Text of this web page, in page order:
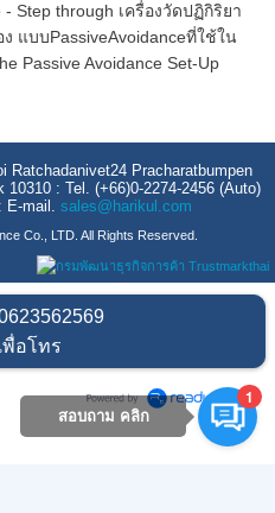
- Step through เครื่องวัดปฏิกิริยา
แบบPassiveAvoidanceที่ใช้ใน
Passive Avoidance Set-Up
Ratchadanivet24 Pracharatbumpen
: Tel. (+66)0-2274-2456 (Auto)
E-mail. sales@harikul.com
Co., LTD. All Rights Reserved.
พื่อโทร
1
สอบถาม คลิก